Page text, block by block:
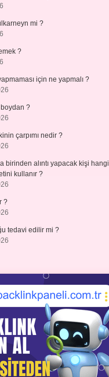
mi ?
?
için ne yapmalı ?
?
çarpımı nedir ?
birinden alıntı yapacak kişi hangi
kullanır ?
?
tedavi edilir mi ?